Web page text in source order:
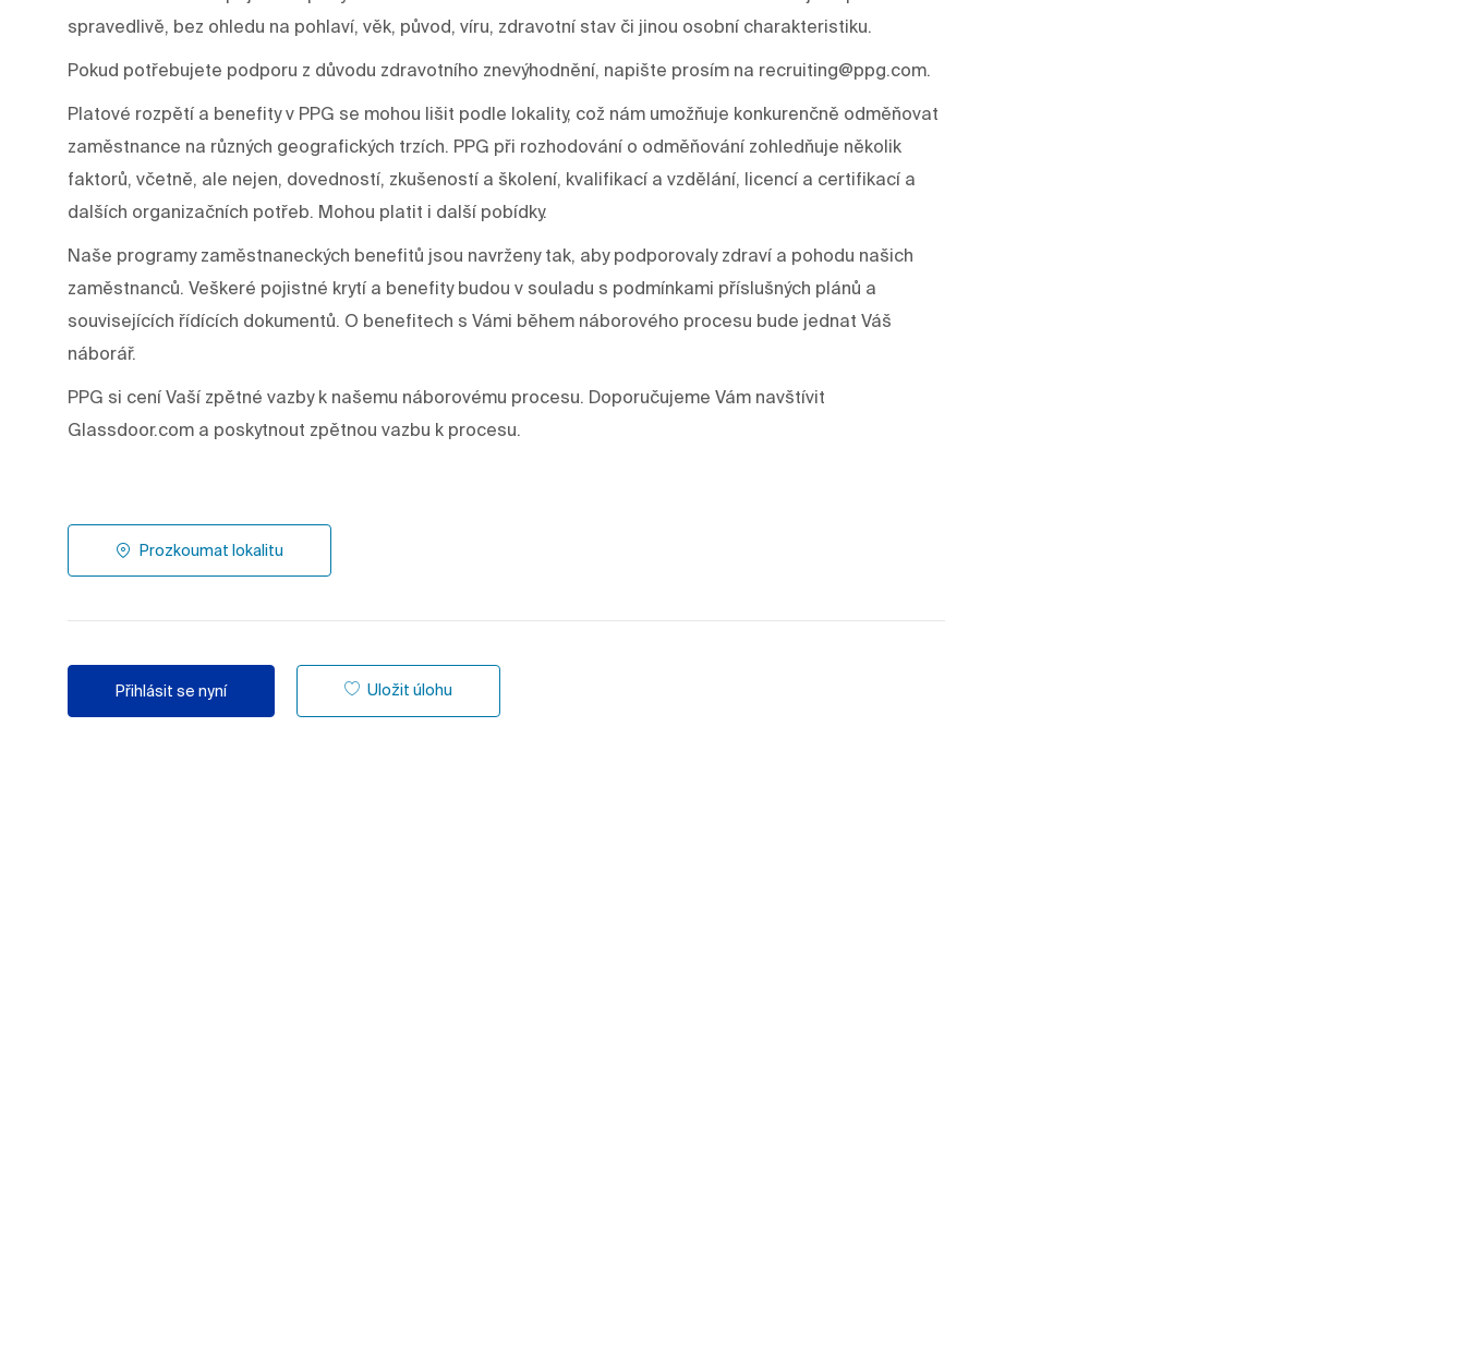
spravedlivě, bez ohledu na pohlaví, věk, původ, víru, zdravotní stav či jinou osobní charakteristiku.
Pokud potřebujete podporu z důvodu zdravotního znevýhodnění, napište prosím na recruiting@ppg.com.
Platové rozpětí a benefity v PPG se mohou lišit podle lokality, což nám umožňuje konkurenčně odměňovat
zaměstnance na různých geografických trzích. PPG při rozhodování o odměňování zohledňuje několik
faktorů, včetně, ale nejen, dovedností, zkušeností a školení, kvalifikací a vzdělání, licencí a certifikací a
dalších organizačních potřeb. Mohou platit i další pobídky.
Naše programy zaměstnaneckých benefitů jsou navrženy tak, aby podporovaly zdraví a pohodu našich
zaměstnanců. Veškeré pojistné krytí a benefity budou v souladu s podmínkami příslušných plánů a
souvisejících řídících dokumentů. O benefitech s Vámi během náborového procesu bude jednat Váš
náborář.
PPG si cení Vaší zpětné vazby k našemu náborovému procesu. Doporučujeme Vám navštívit
Glassdoor.com a poskytnout zpětnou vazbu k procesu.
Prozkoumat lokalitu
Přihlásit se nyní Uložit úlohu